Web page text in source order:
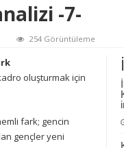
-7-
254 Görüntüleme
oluşturmak için
fark; gencin
gençler yeni